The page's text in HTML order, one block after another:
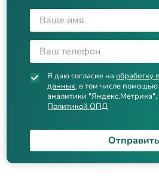
Я даю согласие наобработку
данных, в том числе помощью
аналитики "Яндекс.Метрика",
Политикой ОПД
Отправить